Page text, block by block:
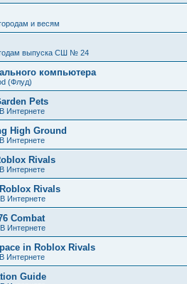
и весям
выпуска СШ № 24
компьютера
(Флуд)
Pets
В Интернете
High Ground
В Интернете
Rivals
В Интернете
Rivals
В Интернете
Combat
В Интернете
in Roblox Rivals
В Интернете
Guide